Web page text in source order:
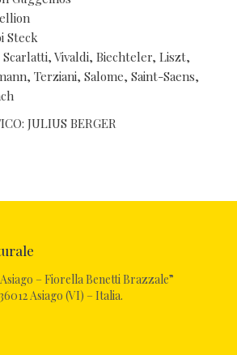
Steck
Vivaldi, Biechteler, Liszt,
Terziani, Salome, Saint-Saens,
JULIUS BERGER
– Fiorella Benetti Brazzale”
Asiago (VI) – Italia.